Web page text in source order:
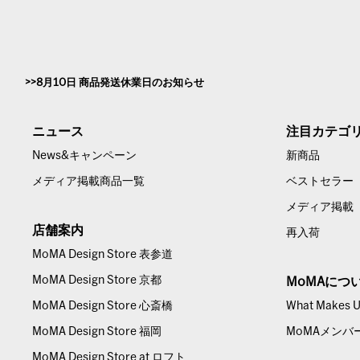
8月10日 商品発送休業日のお知らせ
ニュース
News&キャンペーン
メディア掲載商品一覧
店舗案内
MoMA Design Store 表参道
MoMA Design Store 京都
MoMA Design Store 心斎橋
MoMA Design Store 福岡
MoMA Design Store at ロフト
注目カテゴ
新商品
ベストセラー
メディア掲載
再入荷
MoMAにつ
What Makes
MoMAメンバ